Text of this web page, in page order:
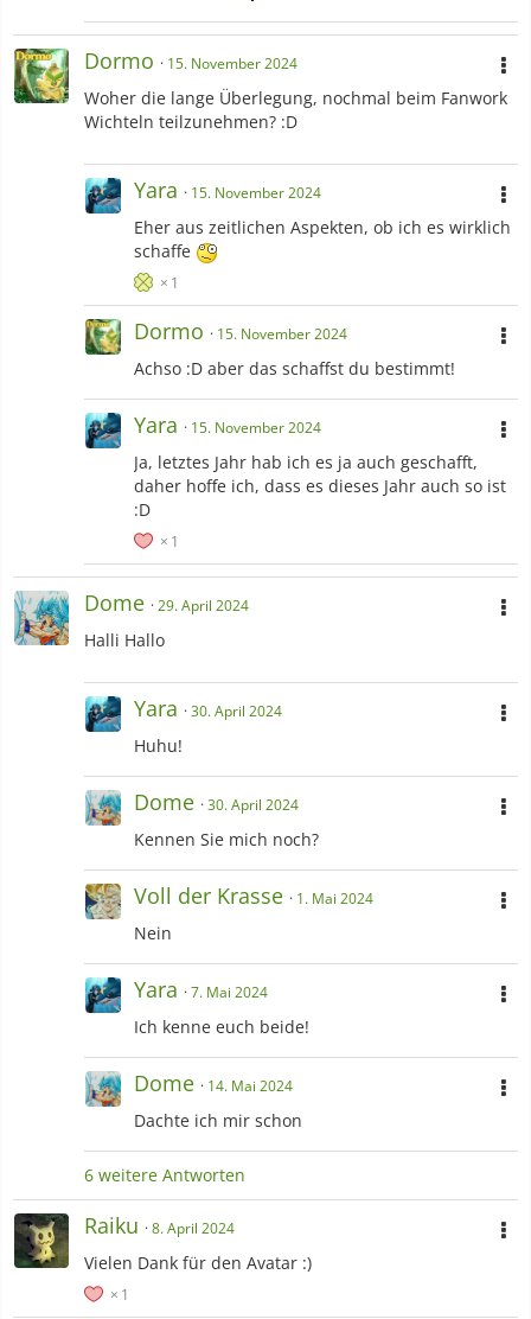
Dormo 15. November 2024
Woher die lange Überlegung, nochmal beim Fanwork
Wichteln teilzunehmen? :D
Yara 15. November 2024
Eher aus zeitlichen Aspekten, ob ich es wirklich
schaffe
1
Dormo 15. November 2024
Achso :D aber das schaffst du bestimmt!
Yara 15. November 2024
Ja, letztes Jahr hab ich es ja auch geschafft,
daher hoffe ich, dass es dieses Jahr auch so ist
:D
1
Dome 29. April 2024
Halli Hallo
Yara 30. April 2024
Huhu!
Dome 30. April 2024
Kennen Sie mich noch?
Voll der Krasse 1. Mai 2024
Nein
Yara 7. Mai 2024
Ich kenne euch beide!
Dome 14. Mai 2024
Dachte ich mir schon
6 weitere Antworten
Raiku 8. April 2024
Vielen Dank für den Avatar :)
1